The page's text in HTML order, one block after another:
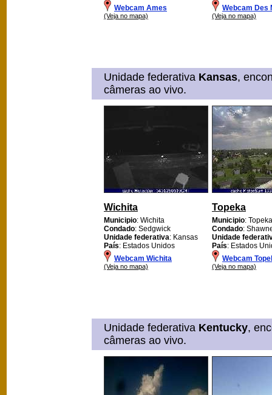
Webcam Ames
(Veja no mapa)
Webcam Des
(Veja no mapa)
Unidade federativa Kansas,
câmeras ao vivo.
Wichita
Municipio: Wichita
Condado: Sedgwick
Unidade federativa: Kansas
País: Estados Unidos
Webcam Wichita
(Veja no mapa)
Topeka
Municipio: Topeka
Condado:
Unidade
País: Estados
Webcam
(Veja no mapa)
Unidade federativa Kentucky,
câmeras ao vivo.